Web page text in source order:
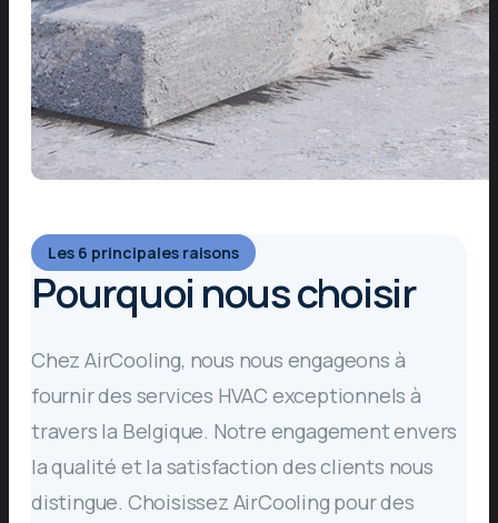
Les 6 principales raisons
Pourquoi nous choisir
Chez AirCooling, nous nous engageons à
fournir des services HVAC exceptionnels à
travers la Belgique. Notre engagement envers
la qualité et la satisfaction des clients nous
distingue. Choisissez AirCooling pour des